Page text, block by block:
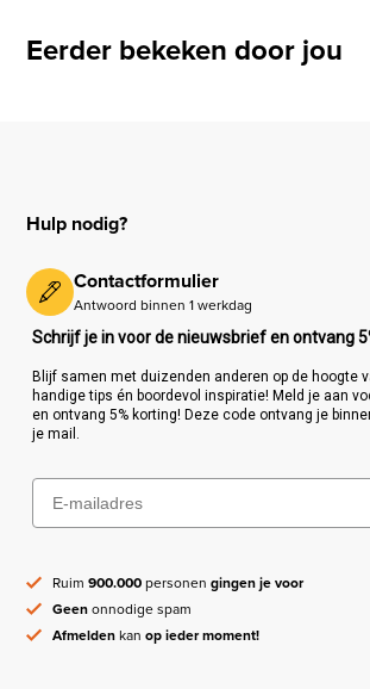
Eerder bekeken door jou
Hulp nodig?
Contactformulier
Antwoord binnen 1 werkdag
Schrijf je in voor de nieuwsbrief en ontvang
Blijf samen met duizenden anderen op de hoogte
handige tips én boordevol inspiratie! Meld je aan
en ontvang 5% korting! Deze code ontvang je
je mail.
Ruim900.000personengingen je voor
Geenonnodige spam
Afmeldenkanop ieder moment!